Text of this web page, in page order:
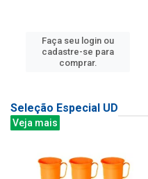
Faça seu login ou
cadastre-se para
comprar.
Seleção Especial UD
Veja mais